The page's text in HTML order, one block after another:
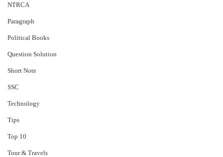
NTRCA
Paragraph
Political Books
Question Solution
Short Note
‍SSC
Technology
Tips
Top 10
Tour & Travels